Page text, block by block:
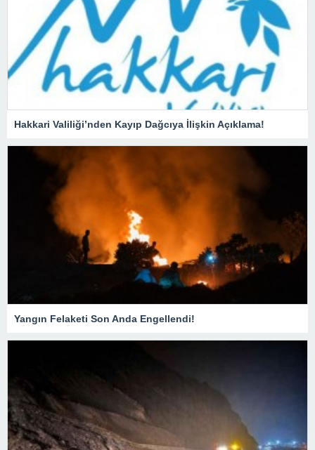
Hakkari Valiliği’nden Kayıp Dağcıya İlişkin Açıklama!
Yangın Felaketi Son Anda Engellendi!